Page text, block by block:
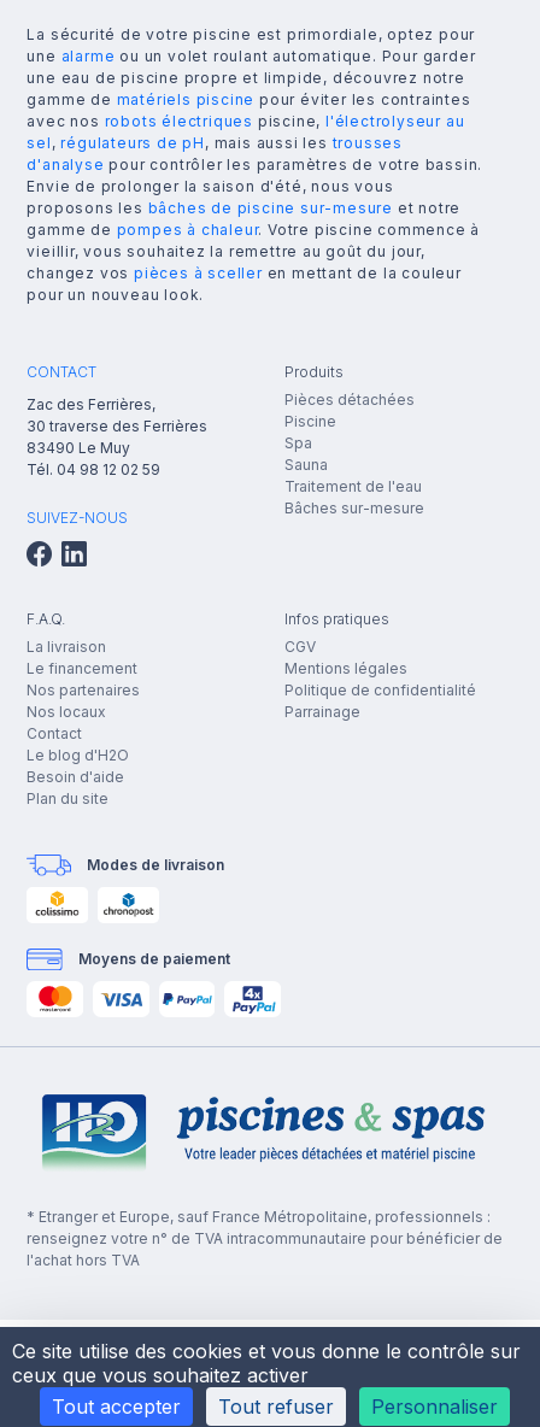
La sécurité de votre piscine est primordiale, optez pour
une alarme ou un volet roulant automatique. Pour garder
une eau de piscine propre et limpide, découvrez notre
gamme de matériels piscine pour éviter les contraintes
avec nos robots électriques piscine, l'électrolyseur au
sel ,régulateurs de pH , mais aussi lestrousses
d'analyse pour contrôler les paramètres de votre bassin.
Envie de prolonger la saison d'été, nous vous
proposons les bâches de piscine sur-mesure et notre
gamme de pompes à chaleur. Votre piscine commence à
vieillir, vous souhaitez la remettre au goût du jour,
changez vos pièces à scelleren mettant de la couleur
pour un nouveau look.
CONTACT
Zac des Ferrières,
30 traverse des Ferrières
83490 Le Muy
Tél. 04 98 12 02 59
SUIVEZ-NOUS
Produits
Pièces détachées
Piscine
Spa
Sauna
Traitement de l'eau
Bâches sur-mesure
F.A.Q.
La livraison
Le financement
Nos partenaires
Nos locaux
Contact
Le blog d'H2O
Besoin d'aide
Plan du site
Infos pratiques
CGV
Mentions légales
Politique de confidentialité
Parrainage
Modes de livraison
Moyens de paiement
* Etranger et Europe, sauf France Métropolitaine, professionnels :
renseignez votre n° de TVA intracommunautaire pour bénéficier de
l'achat hors TVA
Ce site utilise des cookies et vous donne le contrôle sur
ceux que vous souhaitez activer
Tout accepter
Tout refuser Personnaliser